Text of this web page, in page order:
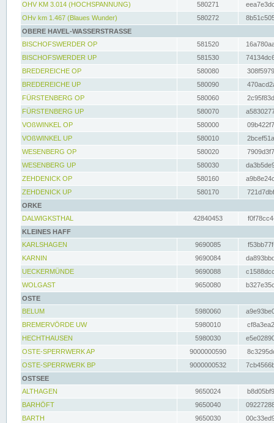
OHV KM 3.014 (HOCHSPANNUNG)
580271
OHv km 1.467 (Blaues Wunder)
580272
OBERE HAVEL-WASSERSTRASSE
BISCHOFSWERDER OP
581520
BISCHOFSWERDER UP
581530
BREDEREICHE OP
580080
BREDEREICHE UP
580090
FÜRSTENBERG OP
580060
FÜRSTENBERG UP
580070
VOßWINKEL OP
580000
VOßWINKEL UP
580010
WESENBERG OP
580020
WESENBERG UP
580030
ZEHDENICK OP
580160
ZEHDENICK UP
580170
ORKE
DALWIGKSTHAL
42840453
KLEINES HAFF
KARLSHAGEN
9690085
KARNIN
9690084
UECKERMÜNDE
9690088
WOLGAST
9650080
OSTE
BELUM
5980060
BREMERVÖRDE UW
5980010
HECHTHAUSEN
5980030
OSTE-SPERRWERK AP
9000000590
OSTE-SPERRWERK BP
9000000532
OSTSEE
ALTHAGEN
9650024
BARHÖFT
9650040
BARTH
9650030